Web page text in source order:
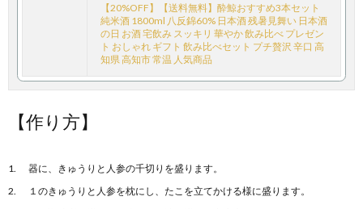
【20%OFF】【送料無料】酔鯨おすすめ3本セット
純米酒 1800ml 八反錦60% 日本酒 残暑見舞い 日本酒
の日 お酒 宅飲み スッキリ 華やか 飲み比べ プレゼン
ト おしゃれ ギフト 飲み比べセット プチ贅沢 辛口 高
知県 高知市 常温 人気商品
【作り方】
器に、きゅうりと人参の千切りを盛ります。
１のきゅうりと人参を枕にし、たこを立てかける様に盛ります。